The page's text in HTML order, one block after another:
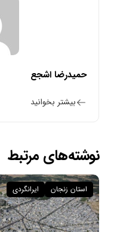
حمیدرضا اشجع
بیشتر بخوانید
نوشته‌های مرتبط
استان زنجان ایرانگردی